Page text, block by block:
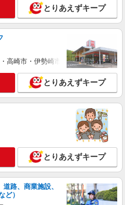
クショップの携帯販売スタッフ
円 〜 390,000円 固定残業代:
51,800円（20時間相当） ＊時間外手
労働の有無にかかわらず、固定残業代
し、 相当時間を超える時間外労働は法
で支給します。固定残業代の金額は月
定します 試用期間あり 2ヶ月 ※経験・
円 〜
バンク八山田店 福島県 郡山市 八山田
詳細を見る
ソフトバンクショップの携帯販売ス
円 〜 390,000円 固定残業代:
51,800円（20時間相当） ＊時間外手
労働の有無にかかわらず、固定残業代
し、 相当時間を超える時間外労働は法
で支給します。固定残業代の金額は月
バンク郡山桑野店 福島県 郡山市 桑野
とりあえずキープ
高崎市・伊勢崎市・太田市・館林市
とりあえずキープ
とりあえずキープ
路、商業施設、
ど）